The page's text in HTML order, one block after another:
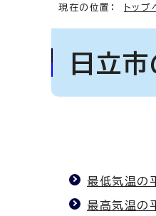
現在の位置： トップ
日立
最低気温の
最高気温の